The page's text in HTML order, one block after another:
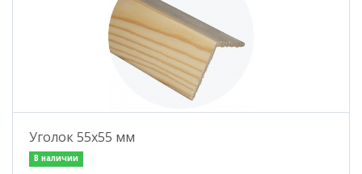
Уголок 55х55 мм
В наличии